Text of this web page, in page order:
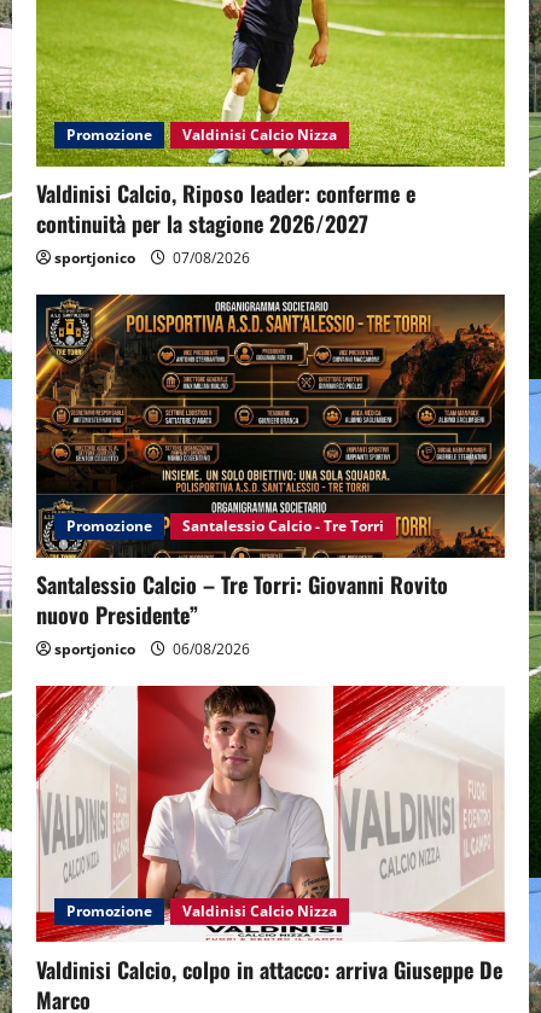
Promozione Valdinisi Calcio Nizza
Valdinisi Calcio, Riposo leader: conferme e
continuità per la stagione 2026/2027
sportjonico 07/08/2026
Promozione Santalessio Calcio - Tre Torri
Santalessio Calcio – Tre Torri: Giovanni Rovito
nuovo Presidente”
sportjonico 06/08/2026
Promozione Valdinisi Calcio Nizza
Valdinisi Calcio, colpo in attacco: arriva Giuseppe De
Marco